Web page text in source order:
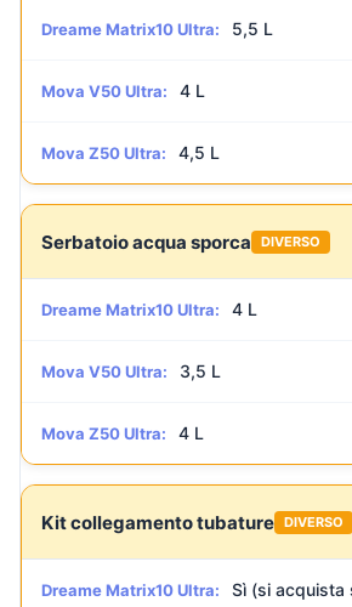
Dreame Matrix10 Ultra: 5,5 L
Mova V50 Ultra: 4 L
Mova Z50 Ultra: 4,5 L
Serbatoio acqua sporca DIVERSO
Dreame Matrix10 Ultra: 4 L
Mova V50 Ultra: 3,5 L
Mova Z50 Ultra: 4 L
Kit collegamento tubature DIVERSO
Dreame Matrix10 Ultra: Sì (si acquista